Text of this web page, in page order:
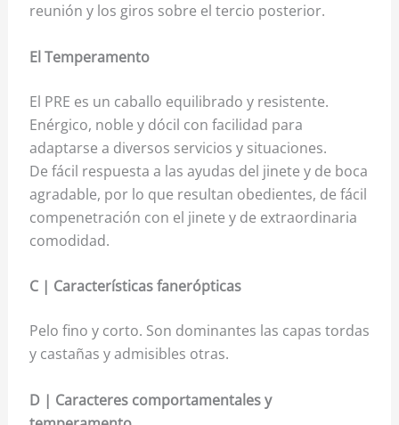
reunión y los giros sobre el tercio posterior.
El Temperamento
El PRE es un caballo equilibrado y resistente.
Enérgico, noble y dócil con facilidad para
adaptarse a diversos servicios y situaciones.
De fácil respuesta a las ayudas del jinete y de boca
agradable, por lo que resultan obedientes, de fácil
compenetración con el jinete y de extraordinaria
comodidad.
C | Características fanerópticas
Pelo fino y corto. Son dominantes las capas tordas
y castañas y admisibles otras.
D | Caracteres comportamentales y